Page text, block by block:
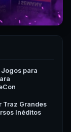
Jogos para
Traz Grandes
Inéditos